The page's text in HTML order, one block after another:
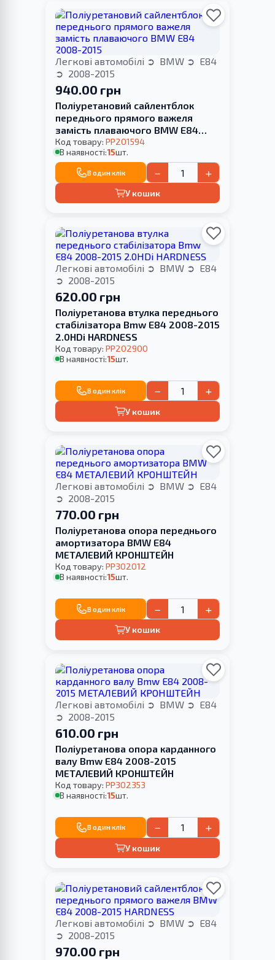
Легкові автомобілі BMW
E84
2008-2015
940.00 грн
Поліуретановий сайлентблок
переднього прямого важеля
замість плаваючого BMW E84
2008-2015
Код товару: PP201594
В наявності:15шт.
В один клік − +
У кошик
Легкові автомобілі BMW
E84
2008-2015
620.00 грн
Поліуретанова втулка переднього
стабілізатора Bmw E84 2008-2015
2.0HDi HARDNESS
Код товару: PP202900
В наявності:15шт.
В один клік − +
У кошик
Легкові автомобілі BMW
E84
2008-2015
770.00 грн
Поліуретанова опора переднього
амортизатора BMW E84
МЕТАЛЕВИЙ КРОНШТЕЙН
Код товару: PP302012
В наявності:15шт.
В один клік − +
У кошик
Легкові автомобілі BMW
E84
2008-2015
610.00 грн
Поліуретанова опора карданного
валу Bmw E84 2008-2015
МЕТАЛЕВИЙ КРОНШТЕЙН
Код товару: PP302353
В наявності:15шт.
В один клік − +
У кошик
Легкові автомобілі BMW
E84
2008-2015
970.00 грн